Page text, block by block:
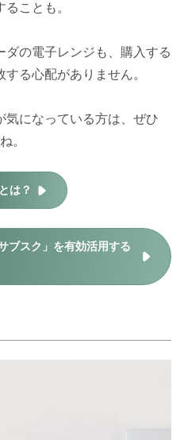
ことも。
の電子レンジも、購入する
る心配がありません。
気になっている方は、ぜひ
。
は？
ブスク」を有効活用する